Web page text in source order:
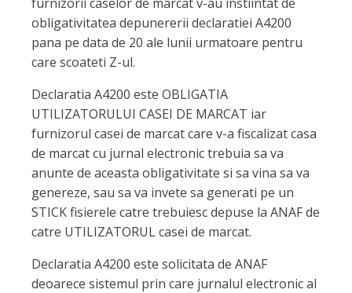
obligativitatea depunererii declaratiei A4200
pana pe data de 20 ale lunii urmatoare pentru
care scoateti Z-ul.
Declaratia A4200 este OBLIGATIA
UTILIZATORULUI CASEI DE MARCAT iar
furnizorul casei de marcat care v-a fiscalizat casa
de marcat cu jurnal electronic trebuia sa va
anunte de aceasta obligativitate si sa vina sa va
genereze, sau sa va invete sa generati pe un
STICK fisierele catre trebuiesc depuse la ANAF de
catre UTILIZATORUL casei de marcat.
Declaratia A4200 este solicitata de ANAF
deoarece sistemul prin care jurnalul electronic al